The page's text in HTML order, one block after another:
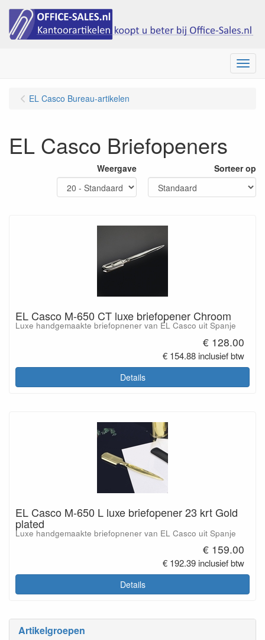
Menu
Artikelgroepen
EL Casco Bureau-artikelen
EL Casco Briefopeners
Weergave Sorteer op
EL Casco M-650 CT luxe briefopener Chroom
Luxe handgemaakte briefopnener van EL Casco uit Spanje
€ 128.00
€ 154.88 inclusief btw
Details
EL Casco M-650 L luxe briefopener 23 krt Gold
plated
Luxe handgemaakte briefopnener van EL Casco uit Spanje
€ 159.00
€ 192.39 inclusief btw
Details